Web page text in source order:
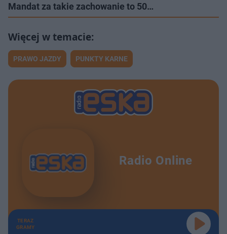
Mandat za takie zachowanie to 50…
PRAWO JAZDY PUNKTY KARNE
Radio Online
TERAZ
GRAMY